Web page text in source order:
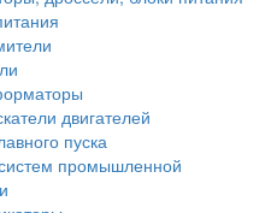
двигателей
пуска
промышленной